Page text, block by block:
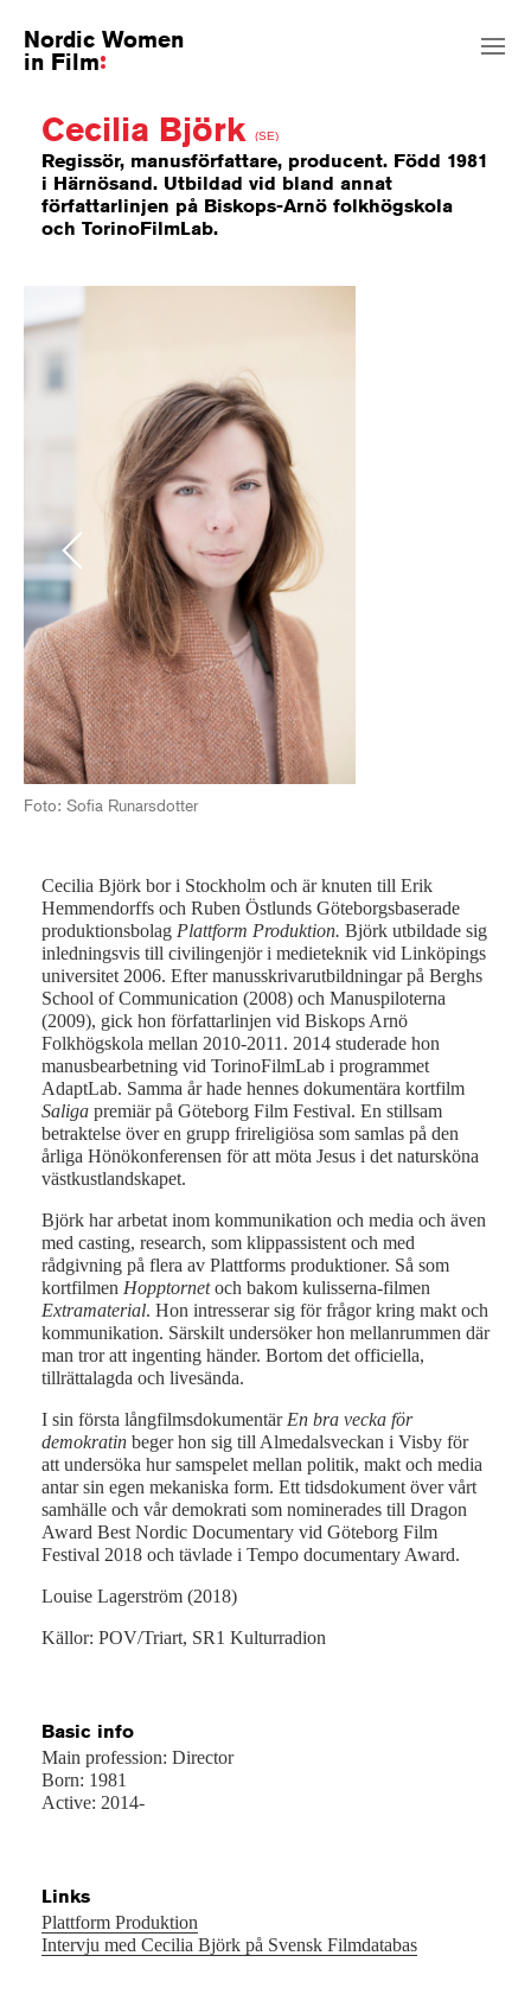
Nordic Women
in Film
Cecilia Björk (SE)
Regissör, manusförfattare, producent. Född 1981
i Härnösand. Utbildad vid bland annat
författarlinjen på Biskops-Arnö folkhögskola
och TorinoFilmLab.
Previous
Foto: Sofia Runarsdotter
Cecilia Björk bor i Stockholm och är knuten till Erik
Hemmendorffs och Ruben Östlunds Göteborgsbaserade
produktionsbolag Plattform Produktion. Björk utbildade sig
inledningsvis till civilingenjör i medieteknik vid Linköpings
universitet 2006. Efter manusskrivarutbildningar på Berghs
School of Communication (2008) och Manuspiloterna
(2009), gick hon författarlinjen vid Biskops Arnö
Folkhögskola mellan 2010-2011. 2014 studerade hon
manusbearbetning vid TorinoFilmLab i programmet
AdaptLab. Samma år hade hennes dokumentära kortfilm
Saliga premiär på Göteborg Film Festival. En stillsam
betraktelse över en grupp frireligiösa som samlas på den
årliga Hönökonferensen för att möta Jesus i det natursköna
västkustlandskapet.
Björk har arbetat inom kommunikation och media och även
med casting, research, som klippassistent och med
rådgivning på flera av Plattforms produktioner. Så som
kortfilmen Hopptornetoch bakom kulisserna-filmen
Extramaterial. Hon intresserar sig för frågor kring makt och
kommunikation. Särskilt undersöker hon mellanrummen där
man tror att ingenting händer. Bortom det officiella,
tillrättalagda och livesända.
I sin första långfilmsdokumentär En bra vecka för
demokratin beger hon sig till Almedalsveckan i Visby för
att undersöka hur samspelet mellan politik, makt och media
antar sin egen mekaniska form. Ett tidsdokument över vårt
samhälle och vår demokrati som nominerades till Dragon
Award Best Nordic Documentary vid Göteborg Film
Festival 2018 och tävlade i Tempo documentary Award.
Louise Lagerström (2018)
Källor: POV/Triart, SR1 Kulturradion
Basic info
Main profession: Director
Born: 1981
Active: 2014-
Links
Plattform Produktion
Intervju med Cecilia Björk på Svensk Filmdatabas